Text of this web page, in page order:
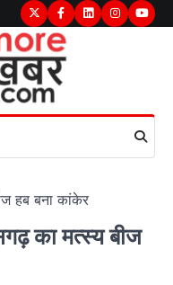
TwitterFacebook
LinkedInInstagram
हब बना कांकेर
का मत्स्य बीज